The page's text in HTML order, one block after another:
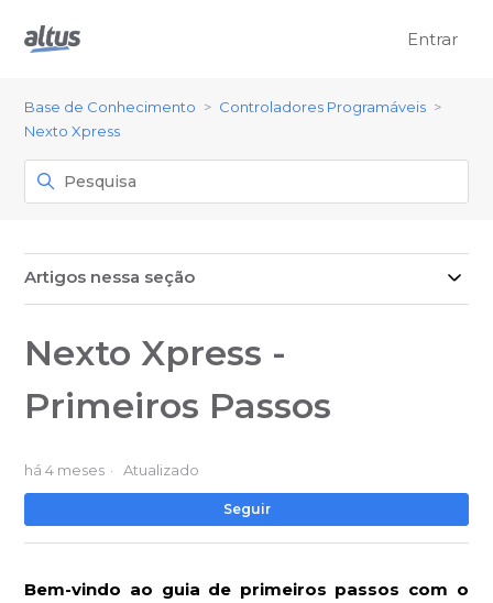
Entrar
Base de Conhecimento
Controladores Programáveis
Nexto Xpress
Artigos nessa seção
Nexto Xpress -
Primeiros Passos
há 4 meses Atualizado
Seguir
Bem-vindo ao guia de primeiros passos com o